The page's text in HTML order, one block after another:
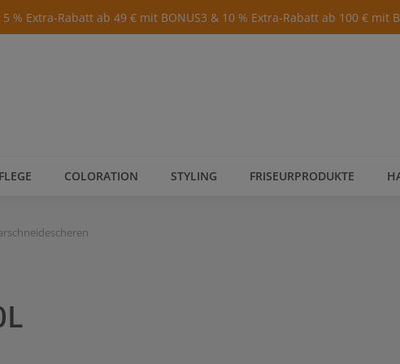
5 % Extra-Rabatt ab 49 € mit BONUS3 & 10 % Extra-Rabatt ab 100 € mit
COLORATION STYLING FRISEURPRODUKTE